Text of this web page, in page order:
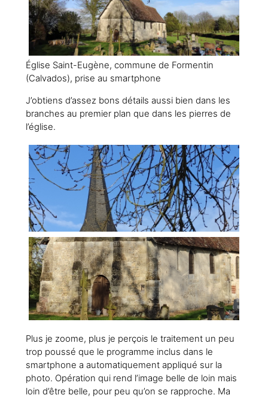
Église Saint-Eugène, commune de Formentin
(Calvados), prise au smartphone
J’obtiens d’assez bons détails aussi bien dans les
branches au premier plan que dans les pierres de
l’église.
Plus je zoome, plus je perçois le traitement un peu
trop poussé que le programme inclus dans le
smartphone a automatiquement appliqué sur la
photo. Opération qui rend l’image belle de loin mais
loin d’être belle, pour peu qu’on se rapproche. Ma